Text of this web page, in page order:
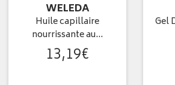
WELEDA
Huile capillaire
nourrissante au…
13,19€
Gel